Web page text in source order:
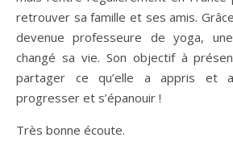
retrouver sa famille et ses amis.
devenue professeure de yoga,
changé sa vie. Son objectif à
partager ce qu’elle a appris et
progresser et s’épanouir !
Très bonne écoute.